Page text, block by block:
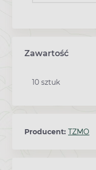
Zawartość
10 sztuk
Producent: TZMO